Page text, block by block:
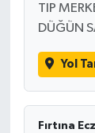
TIP
DÜĞÜN
Yol
Fırtına